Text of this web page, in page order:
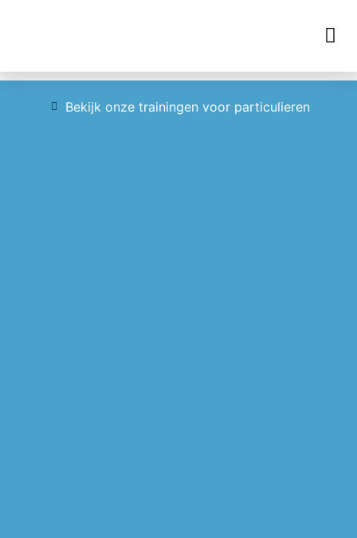
Bekijk onze trainingen voor particulieren